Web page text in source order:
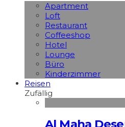
Apart­ment
Loft
Restaurant
Coffeeshop
Hotel
Lounge
Büro
Kinderzimmer
Reisen
Zufällig
Al Maha